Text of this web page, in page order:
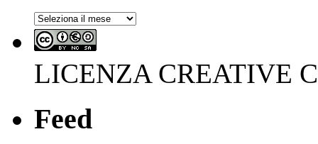
Archivi
LICENZA CREATIVE
Feed